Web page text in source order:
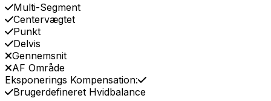
Multi-Segment
Centervægtet
Punkt
Delvis
Gennemsnit
AF Område
Eksponerings Kompensation:
Brugerdefineret Hvidbalance